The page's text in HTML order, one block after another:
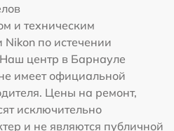
и техническим
по истечении
центр в Барнауле
имеет официальной
Цены на ремонт,
исключительно
и не являются публичной